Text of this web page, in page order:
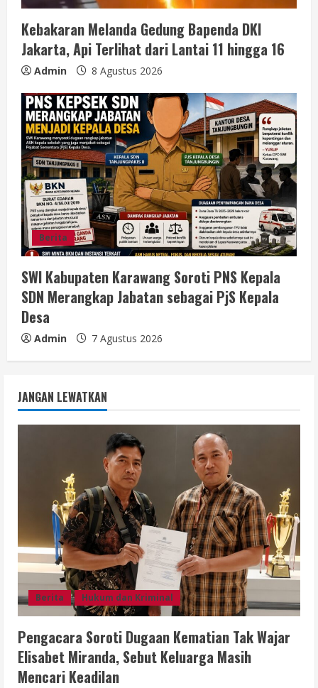
Kebakaran Melanda Gedung Bapenda DKI
Jakarta, Api Terlihat dari Lantai 11 hingga 16
Admin 8 Agustus 2026
Berita
SWI Kabupaten Karawang Soroti PNS Kepala
SDN Merangkap Jabatan sebagai PjS Kepala
Desa
Admin 7 Agustus 2026
JANGAN LEWATKAN
Berita Hukum dan Kriminal
Pengacara Soroti Dugaan Kematian Tak Wajar
Elisabet Miranda, Sebut Keluarga Masih
Mencari Keadilan